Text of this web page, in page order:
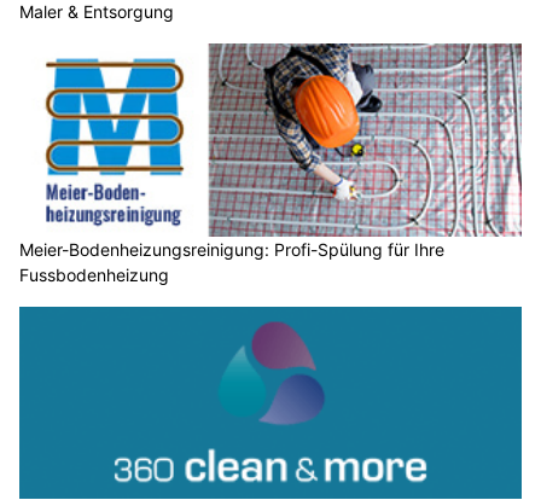
Maler & Entsorgung
Meier-Bodenheizungsreinigung: Profi-Spülung für Ihre
Fussbodenheizung